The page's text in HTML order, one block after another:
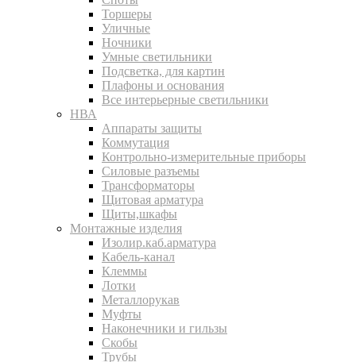
Торшеры
Уличные
Ночники
Умные светильники
Подсветка, для картин
Плафоны и основания
Все интерьерные светильники
НВА
Аппараты защиты
Коммутация
Контрольно-измерительные приборы
Силовые разъемы
Трансформаторы
Щитовая арматура
Щиты,шкафы
Монтажные изделия
Изолир.каб.арматура
Кабель-канал
Клеммы
Лотки
Металлорукав
Муфты
Наконечники и гильзы
Скобы
Трубы